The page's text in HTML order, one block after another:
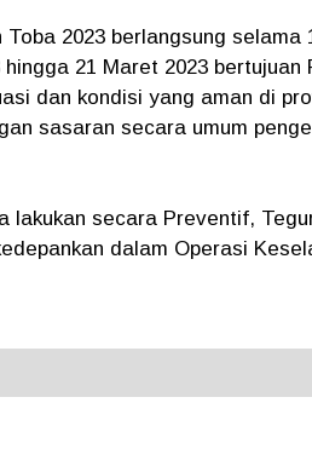
2023 berlangsung
21 Maret 2023
dan kondisi yang aman di
sasaran secara umum
lakukan secara Preventif,
dalam Operasi